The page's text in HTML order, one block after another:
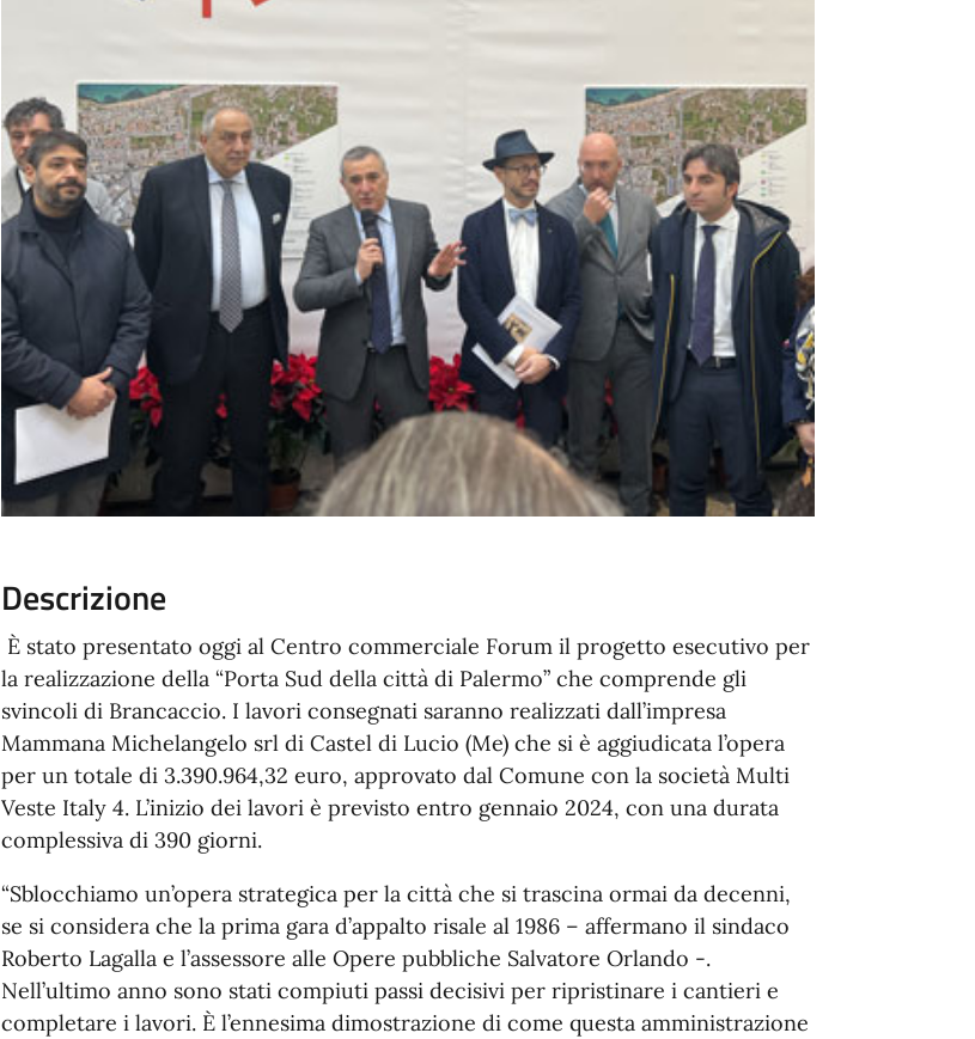
Descrizione
È stato presentato oggi al Centro commerciale Forum il progetto esecutivo per
la realizzazione della “Porta Sud della città di Palermo” che comprende gli
svincoli di Brancaccio. I lavori consegnati saranno realizzati dall’impresa
Mammana Michelangelo srl di Castel di Lucio (Me) che si è aggiudicata l’opera
per un totale di 3.390.964,32 euro, approvato dal Comune con la società Multi
Veste Italy 4. L’inizio dei lavori è previsto entro gennaio 2024, con una durata
complessiva di 390 giorni.
“Sblocchiamo un’opera strategica per la città che si trascina ormai da decenni,
se si considera che la prima gara d’appalto risale al 1986 – affermano il sindaco
Roberto Lagalla e l’assessore alle Opere pubbliche Salvatore Orlando -.
Nell’ultimo anno sono stati compiuti passi decisivi per ripristinare i cantieri e
completare i lavori. È l’ennesima dimostrazione di come questa amministrazione